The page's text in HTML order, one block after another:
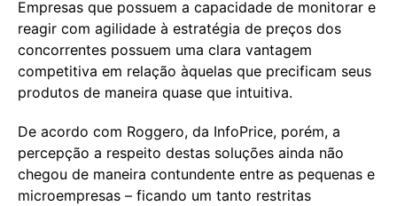
Empresas que possuem a capacidade de monitorar e
reagir com agilidade à estratégia de preços dos
concorrentes possuem uma clara vantagem
competitiva em relação àquelas que precificam seus
produtos de maneira quase que intuitiva.
De acordo com Roggero, da InfoPrice, porém, a
percepção a respeito destas soluções ainda não
chegou de maneira contundente entre as pequenas e
microempresas – ficando um tanto restritas